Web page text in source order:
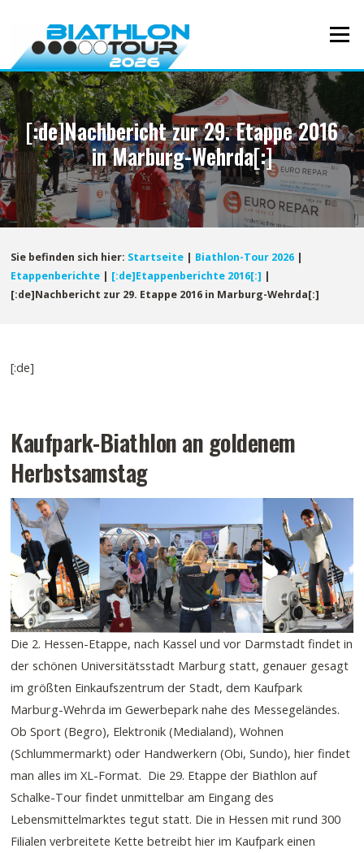
Inhalt
Menü
[:de]Nachbericht zur 29. Etappe 2016
in Marburg-Wehrda[:]
Sie befinden sich hier: Startseite | Biathlon-Tour 2026 |
Etappenberichte | [:de]Etappenberichte 2016[:] |
[:de]Nachbericht zur 29. Etappe 2016 in Marburg-Wehrda[:]
[:de]
Kaufpark-Biathlon an goldenem
Herbstsamstag
Die 2. Hessen-Etappe, nach Kassel und vor Darmstadt findet in
der schönen Universitätsstadt Marburg statt, genauer gesagt
im größten Einkaufszentrum der Stadt, dem Kaufpark
Marburg-Wehrda im Gewerbepark nahe des Messegeländes.
Ob Sport (Begro), Elektronik (Medialand), Wohnen
(Schlummermarkt) oder Handwerkern (Obi, Sundo), hier findet
man alles im XL-Format. Die 29. Etappe der Biathlon auf
Schalke-Tour findet unmittelbar am Eingang des
Lebensmittelmarktes tegut statt. Die in Hessen mit rund 300
Filialen verbreitete Kette betreibt hier im Kaufpark einen